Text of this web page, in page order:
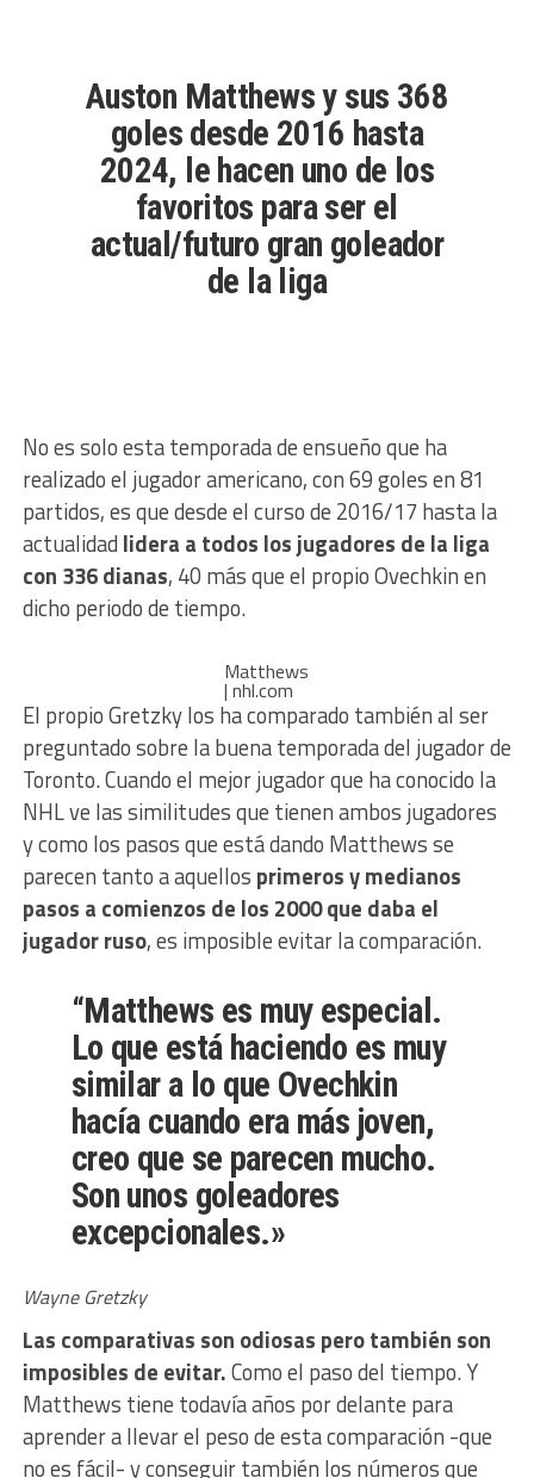
Auston Matthews y sus 368
goles desde 2016 hasta
2024, le hacen uno de los
favoritos para ser el
actual/futuro gran goleador
de la liga
No es solo esta temporada de ensueño que ha
realizado el jugador americano, con 69 goles en 81
partidos, es que desde el curso de 2016/17 hasta la
actualidad lidera a todos los jugadores de la liga
con 336 dianas, 40 más que el propio Ovechkin en
dicho periodo de tiempo.
Matthews
| nhl.com
El propio Gretzky los ha comparado también al ser
preguntado sobre la buena temporada del jugador de
Toronto. Cuando el mejor jugador que ha conocido la
NHL ve las similitudes que tienen ambos jugadores
y como los pasos que está dando Matthews se
parecen tanto a aquellos primeros y medianos
pasos a comienzos de los 2000 que daba el
jugador ruso, es imposible evitar la comparación.
“Matthews es muy especial.
Lo que está haciendo es muy
similar a lo que Ovechkin
hacía cuando era más joven,
creo que se parecen mucho.
Son unos goleadores
excepcionales.»
Wayne Gretzky
Las comparativas son odiosas pero también son
imposibles de evitar.Como el paso del tiempo. Y
Matthews tiene todavía años por delante para
aprender a llevar el peso de esta comparación -que
no es fácil- y conseguir también los números que